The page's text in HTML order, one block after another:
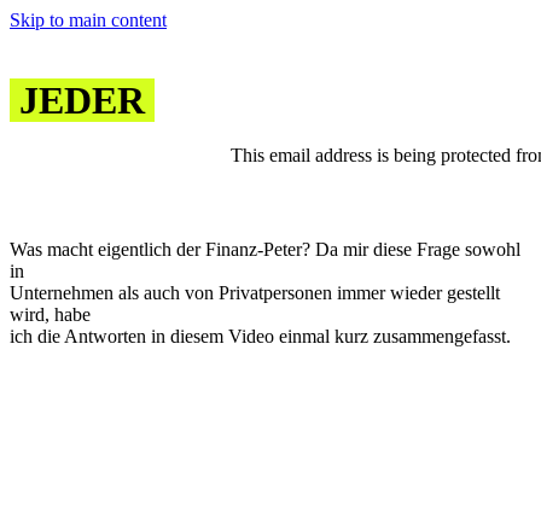
Skip to main content
This email address is being protected
JEDER
SOLLTE EINEN
Was macht eigentlich der Finanz-Peter? Da mir diese Frage sowohl
in
Unternehmen als auch von Privatpersonen immer wieder gestellt
wird, habe
ich die Antworten in diesem Video einmal kurz zusammengefasst.